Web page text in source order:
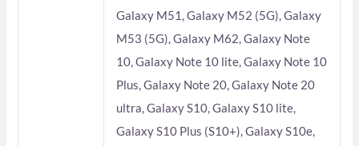
Galaxy M51, Galaxy M52 (5G), Galaxy
M53 (5G), Galaxy M62, Galaxy Note
10, Galaxy Note 10 lite, Galaxy Note 10
Plus, Galaxy Note 20, Galaxy Note 20
ultra, Galaxy S10, Galaxy S10 lite,
Galaxy S10 Plus (S10+), Galaxy S10e,